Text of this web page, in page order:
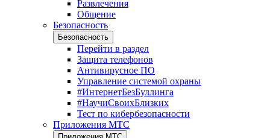
Развлечения
Общение
Безопасность
Безопасность
Перейти в раздел
Защита телефонов
Антивирусное ПО
Управление системой охраны
#ИнтернетБезБуллинга
#НаучиСвоихБлизких
Тест по кибербезопасности
Приложения МТС